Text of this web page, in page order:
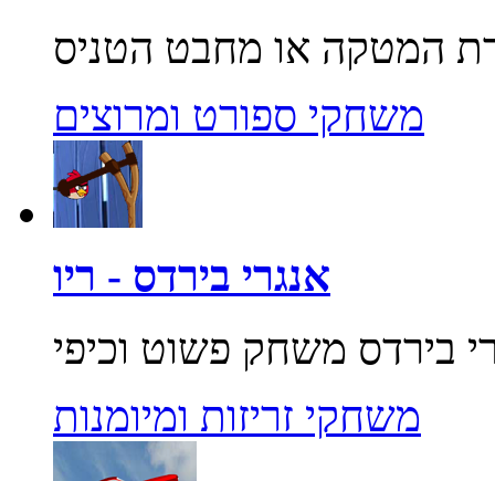
משחקי ספורט ומרוצים
אנגרי בירדס - ריו
משחקי זריזות ומיומנות